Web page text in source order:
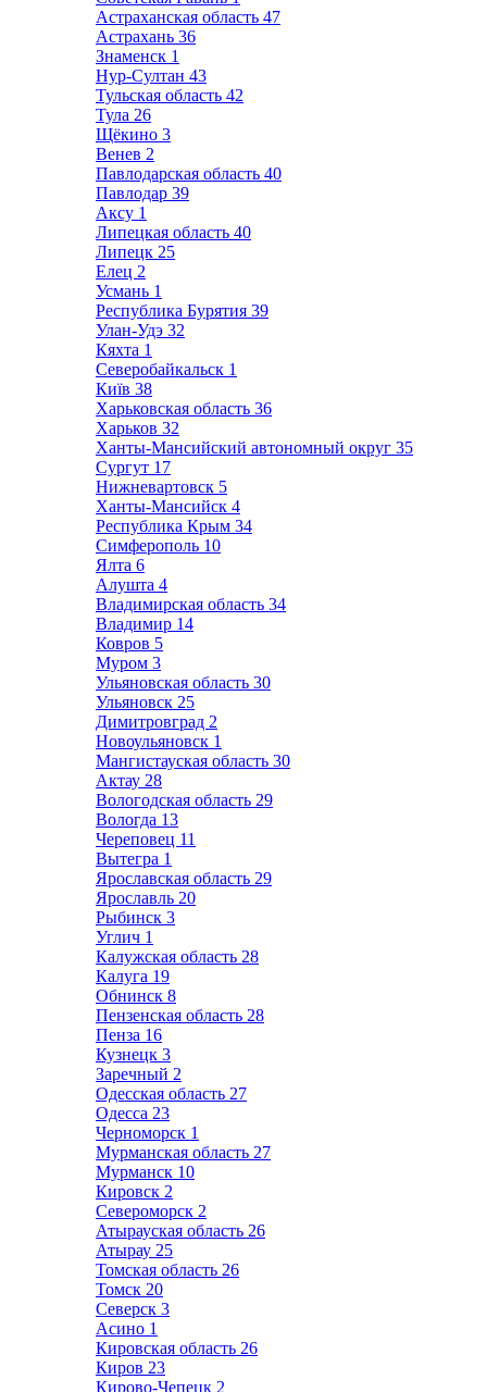
Астраханская область 47
Астрахань 36
Знаменск 1
Нур-Султан 43
Тульская область 42
Тула 26
Щёкино 3
Венев 2
Павлодарская область 40
Павлодар 39
Аксу 1
Липецкая область 40
Липецк 25
Елец 2
Усмань 1
Республика Бурятия 39
Улан-Удэ 32
Кяхта 1
Северобайкальск 1
Київ 38
Харьковская область 36
Харьков 32
Ханты-Мансийский автономный округ 35
Сургут 17
Нижневартовск 5
Ханты-Мансийск 4
Республика Крым 34
Симферополь 10
Ялта 6
Алушта 4
Владимирская область 34
Владимир 14
Ковров 5
Муром 3
Ульяновская область 30
Ульяновск 25
Димитровград 2
Новоульяновск 1
Мангистауская область 30
Актау 28
Вологодская область 29
Вологда 13
Череповец 11
Вытегра 1
Ярославская область 29
Ярославль 20
Рыбинск 3
Углич 1
Калужская область 28
Калуга 19
Обнинск 8
Пензенская область 28
Пенза 16
Кузнецк 3
Заречный 2
Одесская область 27
Одесса 23
Черноморск 1
Мурманская область 27
Мурманск 10
Кировск 2
Североморск 2
Атырауская область 26
Атырау 25
Томская область 26
Томск 20
Северск 3
Асино 1
Кировская область 26
Киров 23
Кирово-Чепецк 2